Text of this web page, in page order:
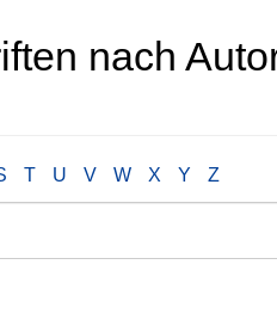
nach
T U V W X Y Z